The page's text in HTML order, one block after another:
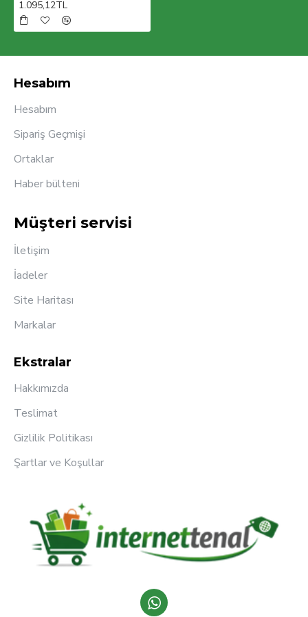
1.095,12TL
Hesabım
Hesabım
Sipariş Geçmişi
Ortaklar
Haber bülteni
Müşteri servisi
İletişim
İadeler
Site Haritası
Markalar
Ekstralar
Hakkımızda
Teslimat
Gizlilik Politikası
Şartlar ve Koşullar